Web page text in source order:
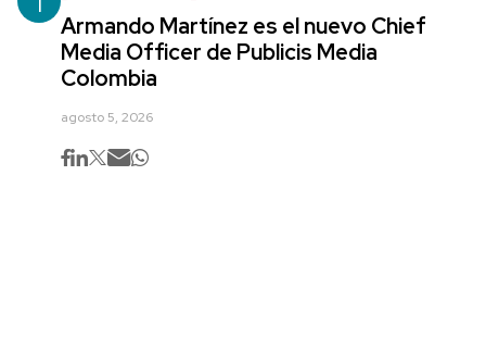
Armando Martínez es el nuevo Chief
Media Officer de Publicis Media
Colombia
agosto 5, 2026